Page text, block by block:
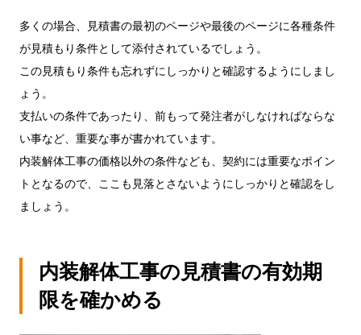
多くの場合、見積書の最初のページや最後のページに各種条件
が見積もり条件として添付されているでしょう。
この見積もり条件も忘れずにしっかりと確認するようにしまし
ょう。
支払いの条件であったり、前もって発注者がしなければならな
い事など、重要な事が書かれています。
内装解体工事の価格以外の条件なども、契約には重要なポイン
トとなるので、ここも見落とさないようにしっかりと確認をし
ましょう。
内装解体工事の見積書の有効期
限を確かめる